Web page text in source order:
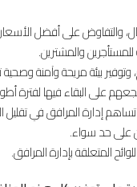
والتفاوض على أفضل
والمشترين.
وتوفير بيئة مريحة وآمنة
على البقاء فيها لفترة
إدارة المرافق في تقليل
على حد سواء.
المتعلقة بإدارة المرافق.